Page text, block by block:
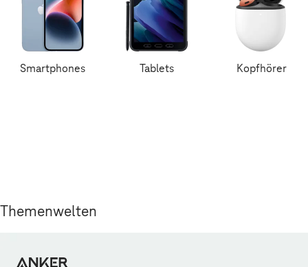
Smartphones Tablets Kopfhörer
Themenwelten